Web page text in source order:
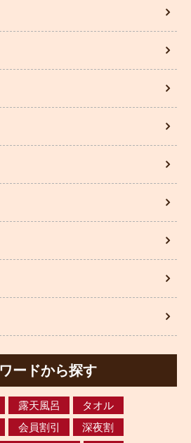
ードから探す
露天風呂
タオル
会員割引
深夜割